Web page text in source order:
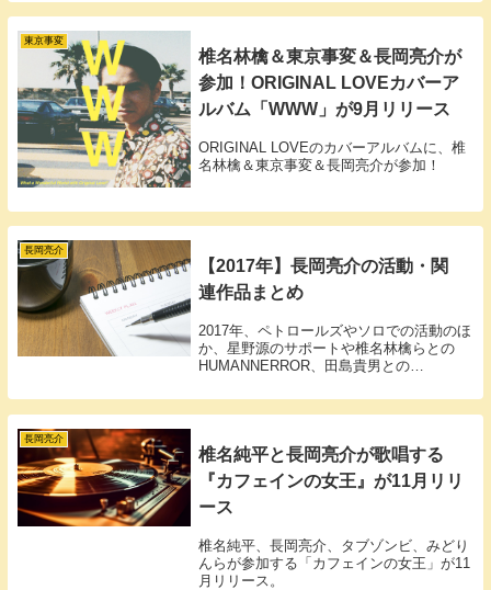
京事変メンバーの2人"長岡亮介(浮雲)"と"...
東京事変
椎名林檎＆東京事変＆長岡亮介が
参加！ORIGINAL LOVEカバーア
ルバム「WWW」が9月リリース
ORIGINAL LOVEのカバーアルバムに、椎
名林檎＆東京事変＆長岡亮介が参加！
長岡亮介
【2017年】長岡亮介の活動・関
連作品まとめ
2017年、ペトロールズやソロでの活動のほ
か、星野源のサポートや椎名林檎らとの
HUMANNERROR、田島貴男との
動・関連作品を時系列にまとめました。
長岡亮介
椎名純平と長岡亮介が歌唱する
『カフェインの女王』が11月リリ
ース
椎名純平、長岡亮介、タブゾンビ、みどり
んらが参加する「カフェインの女王」が11
月リリース。